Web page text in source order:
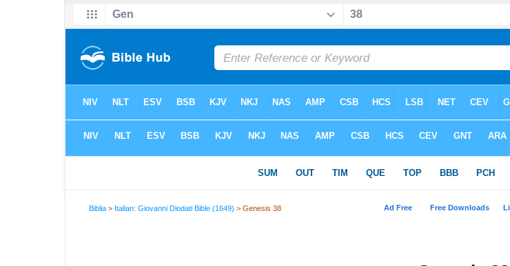
Biblia > Italian: Giovanni Diodati Bible (1649) > Genesis 38